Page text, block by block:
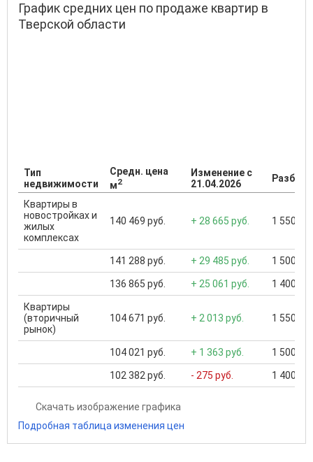
График средних цен по продаже квартир в
Тверской области
Тип
недвижимости
Средн. цена
м2
Изменение с
21.04.2026
Квартиры в
новостройках и
жилых
комплексах
140 469 руб. + 28 665 руб. 1 550
141 288 руб. + 29 485 руб. 1 500
136 865 руб. + 25 061 руб. 1 400
Квартиры
(вторичный
рынок)
104 671 руб. + 2 013 руб. 1 550
104 021 руб. + 1 363 руб. 1 500
102 382 руб. - 275 руб. 1 400
Скачать изображение графика
Подробная таблица изменения цен